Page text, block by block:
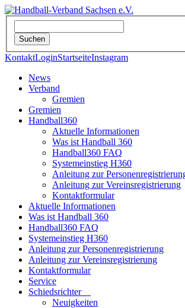
KontaktLoginStartseiteInstagram
News
Verband
Gremien
Gremien
Handball360
Aktuelle Informationen
Was ist Handball 360
Handball360 FAQ
Systemeinstieg H360
Anleitung zur
Anleitung zur Vereinsregistrierung
Kontaktformular
Aktuelle Informationen
Was ist Handball 360
Handball360 FAQ
Systemeinstieg H360
Anleitung zur Personenregistrierung
Anleitung zur Vereinsregistrierung
Kontaktformular
Service
Schiedsrichter
Neuigkeiten